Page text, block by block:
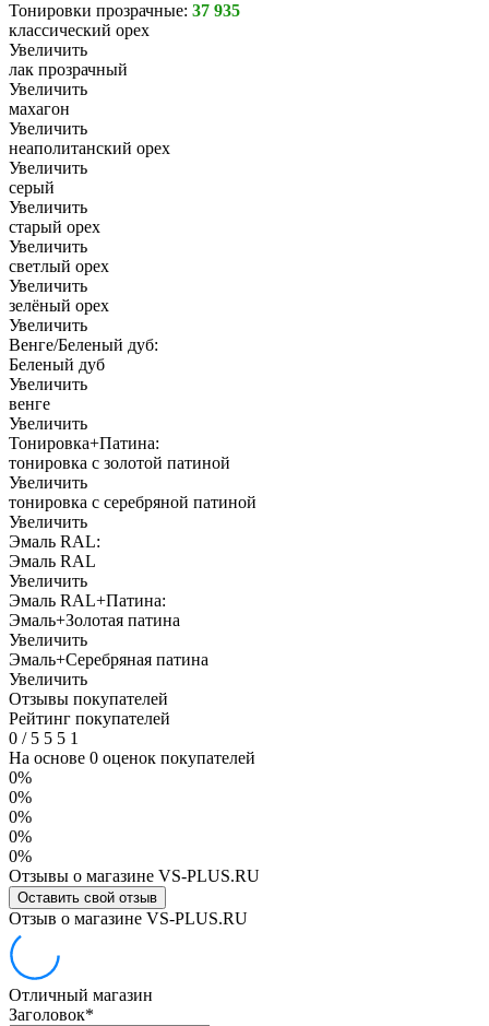
Тонировки прозрачные: 37 935
классический орех
Увеличить
лак прозрачный
Увеличить
махагон
Увеличить
неаполитанский орех
Увеличить
серый
Увеличить
старый орех
Увеличить
светлый орех
Увеличить
зелёный орех
Увеличить
Венге/Беленый дуб:
Беленый дуб
Увеличить
венге
Увеличить
Тонировка+Патина:
тонировка с золотой патиной
Увеличить
тонировка с серебряной патиной
Увеличить
Эмаль RAL:
Эмаль RAL
Увеличить
Эмаль RAL+Патина:
Эмаль+Золотая патина
Увеличить
Эмаль+Серебряная патина
Увеличить
Отзывы покупателей
Рейтинг покупателей
0 /5 5 5 1
На основе 0 оценок покупателей
0%
0%
0%
0%
0%
Отзывы о магазине VS-PLUS.RU
Оставить свой отзыв
Отзыв о магазине VS-PLUS.RU
Отличный магазин
Заголовок*